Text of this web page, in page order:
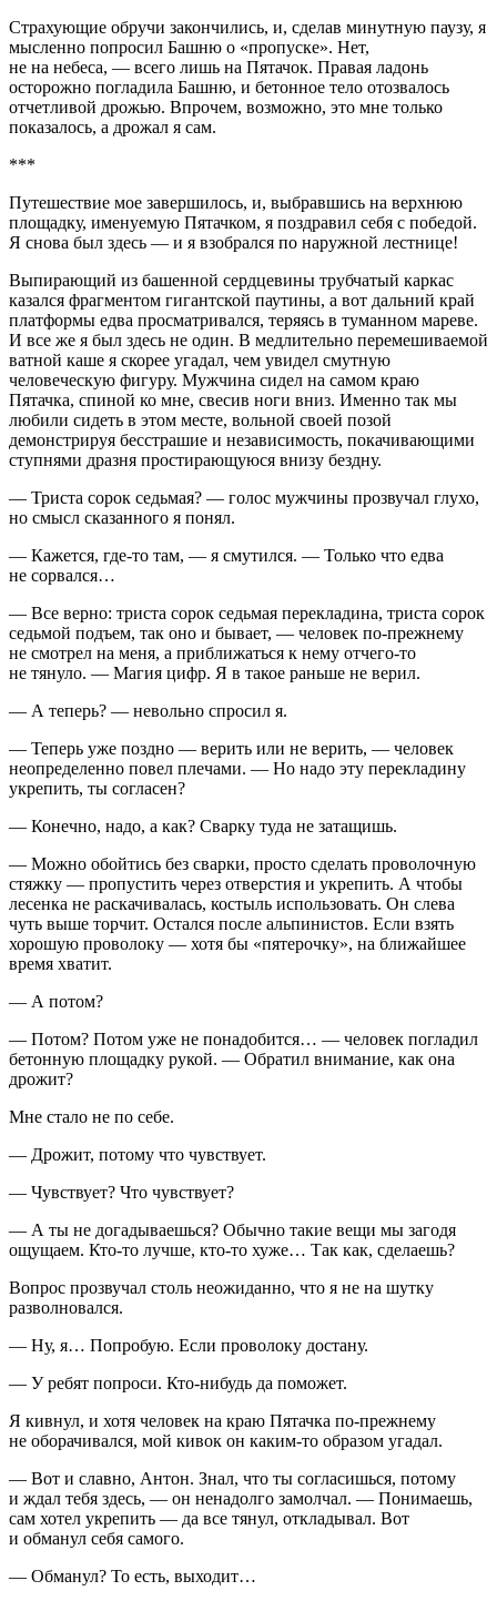
Страхующие обручи закончились, и, сделав минутную паузу, я
мысленно попросил Башню о «пропуске». Нет,
не на небеса, — всего лишь на Пятачок. Правая ладонь
осторожно погладила Башню, и бетонное тело отозвалось
отчетливой дрожью. Впрочем, возможно, это мне только
показалось, а дрожал я сам.
***
Путешествие мое завершилось, и, выбравшись на верхнюю
площадку, именуемую Пятачком, я поздравил себя с победой.
Я снова был здесь — и я взобрался по наружной лестнице!
Выпирающий из башенной сердцевины трубчатый каркас
казался фрагментом гигантской паутины, а вот дальний край
платформы едва просматривался, теряясь в туманном мареве.
И все же я был здесь не один. В медлительно перемешиваемой
ватной каше я скорее угадал, чем увидел смутную
человеческую фигуру. Мужчина сидел на самом краю
Пятачка, спиной ко мне, свесив ноги вниз. Именно так мы
любили сидеть в этом месте, вольной своей позой
демонстрируя бесстрашие и независимость, покачивающими
ступнями дразня простирающуюся внизу бездну.
— Триста сорок седьмая? — голос мужчины прозвучал глухо,
но смысл сказанного я понял.
— Кажется, где-то там, — я смутился. — Только что едва
не сорвался…
— Все верно: триста сорок седьмая перекладина, триста сорок
седьмой подъем, так оно и бывает, — человек по-прежнему
не смотрел на меня, а приближаться к нему отчего-то
не тянуло. — Магия цифр. Я в такое раньше не верил.
— А теперь? — невольно спросил я.
— Теперь уже поздно — верить или не верить, — человек
неопределенно повел плечами. — Но надо эту перекладину
укрепить, ты согласен?
— Конечно, надо, а как? Сварку туда не затащишь.
— Можно обойтись без сварки, просто сделать проволочную
стяжку — пропустить через отверстия и укрепить. А чтобы
лесенка не раскачивалась, костыль использовать. Он слева
чуть выше торчит. Остался после альпинистов. Если взять
хорошую проволоку — хотя бы «пятерочку», на ближайшее
время хватит.
— А потом?
— Потом? Потом уже не понадобится… — человек погладил
бетонную площадку рукой. — Обратил внимание, как она
дрожит?
Мне стало не по себе.
— Дрожит, потому что чувствует.
— Чувствует? Что чувствует?
— А ты не догадываешься? Обычно такие вещи мы загодя
ощущаем. Кто-то лучше, кто-то хуже… Так как, сделаешь?
Вопрос прозвучал столь неожиданно, что я не на шутку
разволновался.
— Ну, я… Попробую. Если проволоку достану.
— У ребят попроси. Кто-нибудь да поможет.
Я кивнул, и хотя человек на краю Пятачка по-прежнему
не оборачивался, мой кивок он каким-то образом угадал.
— Вот и славно, Антон. Знал, что ты согласишься, потому
и ждал тебя здесь, — он ненадолго замолчал. — Понимаешь,
сам хотел укрепить — да все тянул, откладывал. Вот
и обманул себя самого.
— Обманул? То есть, выходит…